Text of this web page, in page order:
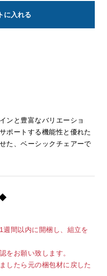
に入れる
ンと豊富なバリエーショ
ポートする機能性と優れた
た、ベーシックチェアーで
◆
週間以内に開梱し、組立を
をお願い致します。
したら元の梱包材に戻した